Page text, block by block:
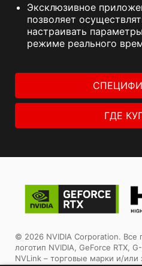
Эксклюзивное
позволяет
настраивать
режиме реального
ГДЕ
© 2026 NVIDIA Corporation. Все
логотип NVIDIA, GeForce RTX,
NVLink – торговые марки и/или